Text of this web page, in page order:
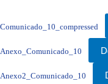
Comunicado_10_compressed
Anexo_Comunicado_10
Anexo2_Comunicado_10